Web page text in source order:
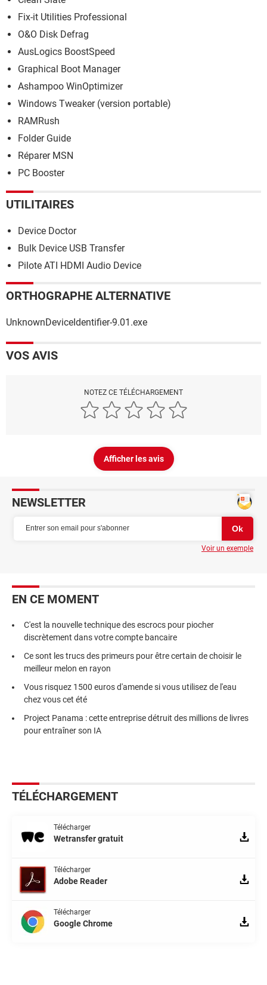
Fix-it Utilities Professional
O&O Disk Defrag
AusLogics BoostSpeed
Graphical Boot Manager
Ashampoo WinOptimizer
Windows Tweaker (version portable)
RAMRush
Folder Guide
Réparer MSN
PC Booster
UTILITAIRES
Device Doctor
Bulk Device USB Transfer
Pilote ATI HDMI Audio Device
ORTHOGRAPHE ALTERNATIVE
UnknownDeviceIdentifier-9.01.exe
VOS AVIS
NOTEZ CE TÉLÉCHARGEMENT
Afficher les avis
NEWSLETTER
Voir un exemple
EN CE MOMENT
C'est la nouvelle technique des escrocs pour piocher
discrètement dans votre compte bancaire
Ce sont les trucs des primeurs pour être certain de choisir le
meilleur melon en rayon
Vous risquez 1500 euros d'amende si vous utilisez de l'eau
chez vous cet été
Project Panama : cette entreprise détruit des millions de livres
pour entraîner son IA
TÉLÉCHARGEMENT
Télécharger
Wetransfer gratuit
Télécharger
Adobe Reader
Télécharger
Google Chrome